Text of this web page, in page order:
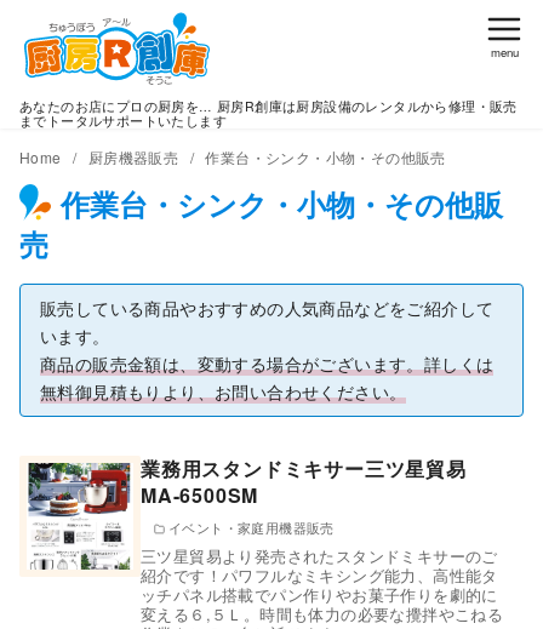
あなたのお店にプロの厨房を… 厨房R創庫は厨房設備のレンタルから修理・販売
までトータルサポートいたします
Home 厨房機器販売 作業台・シンク・小物・その他販売
作業台・シンク・小物・その他販
売
販売している商品やおすすめの人気商品などをご紹介して
います。
商品の販売金額は、変動する場合がございます。詳しくは
無料御見積もりより、お問い合わせください。
業務用スタンドミキサー三ツ星貿易
MA-6500SM
イベント・家庭用機器販売
三ツ星貿易より発売されたスタンドミキサーのご
紹介です！パワフルなミキシング能力、高性能タ
ッチパネル搭載でパン作りやお菓子作りを劇的に
変える６,５Ｌ。時間も体力の必要な攪拌やこねる